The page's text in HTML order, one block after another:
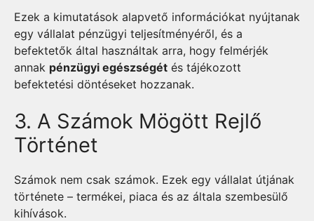
Ezek a kimutatások alapvető információkat nyújtanak
egy vállalat pénzügyi teljesítményéről, és a
befektetők által használtak arra, hogy felmérjék
annak pénzügyi egészségét és tájékozott
befektetési döntéseket hozzanak.
3. A Számok Mögött Rejlő
Történet
Számok nem csak számok. Ezek egy vállalat útjának
története – termékei, piaca és az általa szembesülő
kihívások.